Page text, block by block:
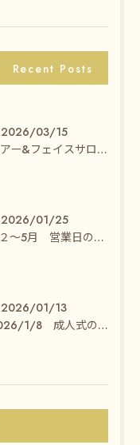
Recent Posts
2026/03/15
ヘアー&フェイスサロン グレイスでは、一緒に働いてくださる
2026/01/25
✨２〜5月 営業日のお知らせ✨
2026/01/13
2026/1/8 成人式のセット・着付けのお客様✨